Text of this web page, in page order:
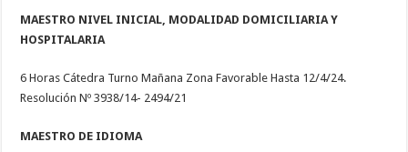
MAESTRO NIVEL INICIAL, MODALIDAD DOMICILIARIA Y
HOSPITALARIA
6 Horas Cátedra Turno Mañana Zona Favorable Hasta 12/4/24.
Resolución Nº 3938/14- 2494/21
MAESTRO DE IDIOMA